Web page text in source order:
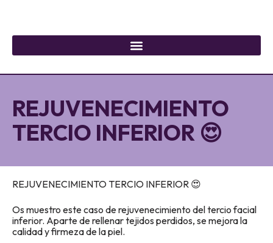
REJUVENECIMIENTO
TERCIO INFERIOR 😍
REJUVENECIMIENTO TERCIO INFERIOR 😍
Os muestro este caso de rejuvenecimiento del tercio facial
inferior. Aparte de rellenar tejidos perdidos, se mejora la
calidad y firmeza de la piel.